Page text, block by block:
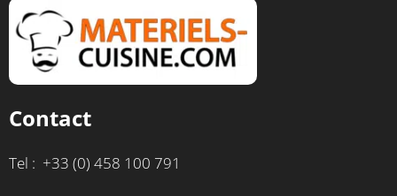
Contact
Tel : +33 (0) 458 100 791